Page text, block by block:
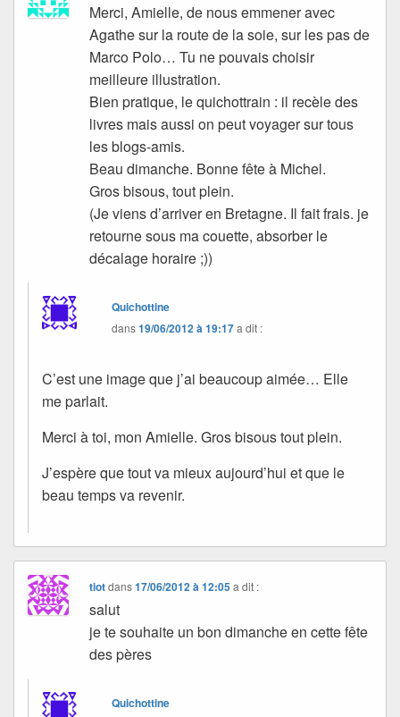
Merci, Amielle, de nous emmener avec
Agathe sur la route de la soie, sur les pas de
Marco Polo… Tu ne pouvais choisir
meilleure illustration.
Bien pratique, le quichottrain : il recèle des
livres mais aussi on peut voyager sur tous
les blogs-amis.
Beau dimanche. Bonne fête à Michel.
Gros bisous, tout plein.
(Je viens d’arriver en Bretagne. Il fait frais. je
retourne sous ma couette, absorber le
décalage horaire ;))
Quichottine
dans19/06/2012 à 19:17a dit :
C’est une image que j’ai beaucoup aimée… Elle
me parlait.
Merci à toi, mon Amielle. Gros bisous tout plein.
J’espère que tout va mieux aujourd’hui et que le
beau temps va revenir.
tiotdans17/06/2012 à 12:05 a dit :
salut
je te souhaite un bon dimanche en cette fête
des pères
Quichottine